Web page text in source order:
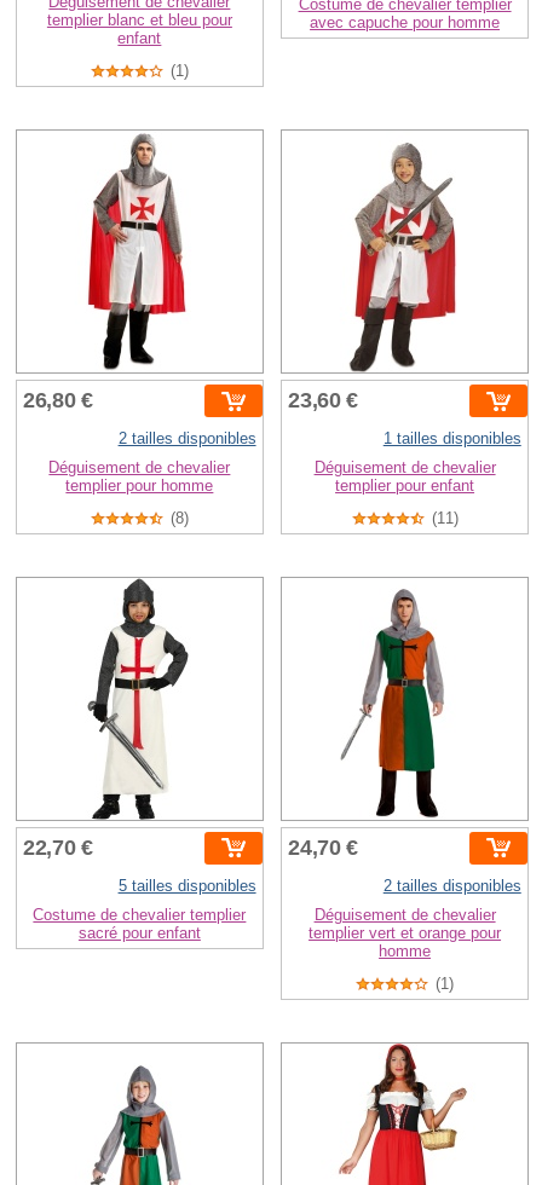
templier blanc et bleu pour
enfant
(1)
Costume de chevalier templier
avec capuche pour homme
26,80 €
2 tailles disponibles
Déguisement de chevalier
templier pour homme
(8)
23,60 €
1 tailles disponibles
Déguisement de chevalier
templier pour enfant
(11)
22,70 €
5 tailles disponibles
Costume de chevalier templier
sacré pour enfant
24,70 €
2 tailles disponibles
Déguisement de chevalier
templier vert et orange pour
homme
(1)